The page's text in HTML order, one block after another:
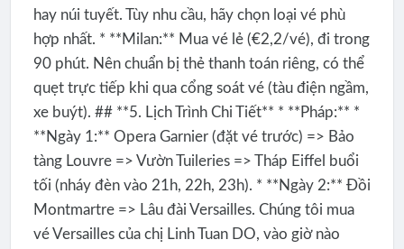
hay núi tuyết. Tùy nhu cầu, hãy chọn loại vé phù
hợp nhất. * **Milan:** Mua vé lẻ (€2,2/vé), đi trong
90 phút. Nên chuẩn bị thẻ thanh toán riêng, có thể
quẹt trực tiếp khi qua cổng soát vé (tàu điện ngầm,
xe buýt). ## **5. Lịch Trình Chi Tiết** * **Pháp:** *
**Ngày 1:** Opera Garnier (đặt vé trước) => Bảo
tàng Louvre => Vườn Tuileries => Tháp Eiffel buổi
tối (nháy đèn vào 21h, 22h, 23h). * **Ngày 2:** Đồi
Montmartre => Lâu đài Versailles. Chúng tôi mua
vé Versailles của chị Linh Tuan DO, vào giờ nào